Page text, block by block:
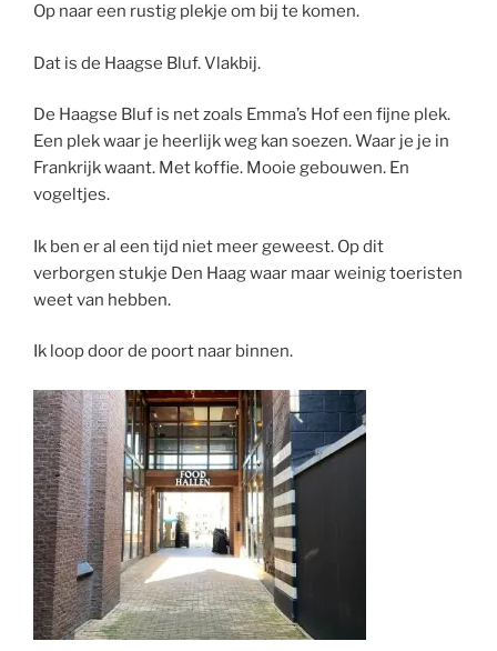
Op naar een rustig plekje om bij te komen.
Dat is de Haagse Bluf. Vlakbij.
De Haagse Bluf is net zoals Emma’s Hof een fijne plek.
Een plek waar je heerlijk weg kan soezen. Waar je je in
Frankrijk waant. Met koffie. Mooie gebouwen. En
vogeltjes.
Ik ben er al een tijd niet meer geweest. Op dit
verborgen stukje Den Haag waar maar weinig toeristen
weet van hebben.
Ik loop door de poort naar binnen.